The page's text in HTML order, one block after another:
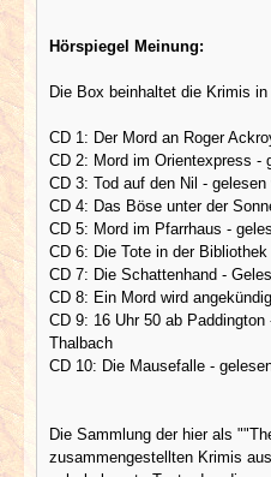
Hörspiegel Meinung:
Die Box beinhaltet die Krimis
CD 1: Der Mord an Roger
CD 2: Mord im Orientexpress -
CD 3: Tod auf den Nil -
CD 4: Das Böse unter der
CD 5: Mord im Pfarrhaus -
CD 6: Die Tote in der
CD 7: Die Schattenhand -
CD 8: Ein Mord wird
CD 9: 16 Uhr 50 ab
Thalbach
CD 10: Die Mausefalle -
Die Sammlung der hier als
zusammengestellten Krimis